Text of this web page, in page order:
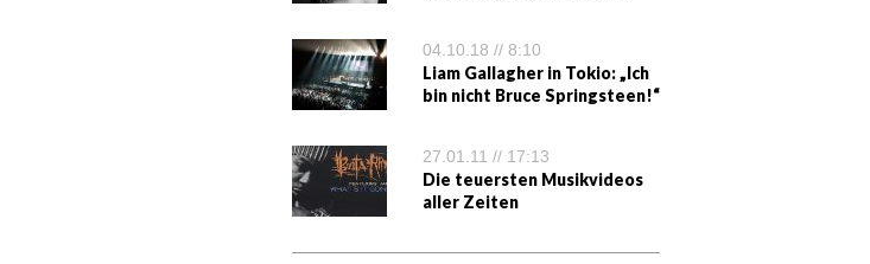
04.10.18 // 8:10
Liam Gallagher in Tokio: „Ich
bin nicht Bruce Springsteen!“
27.01.11 // 17:13
Die teuersten Musikvideos
aller Zeiten